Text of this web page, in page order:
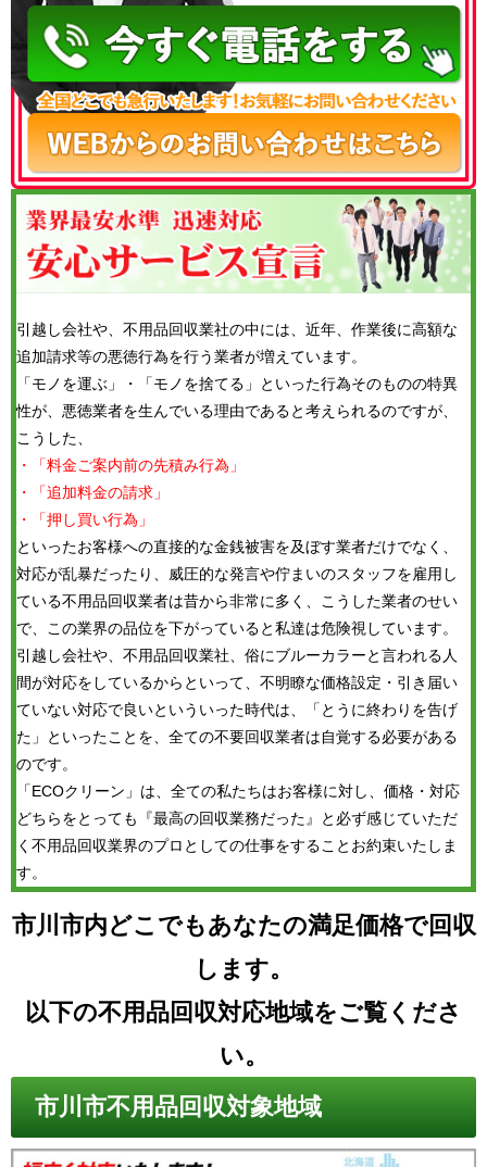
引越し会社や、不用品回収業社の中には、近年、作業後に高額な
追加請求等の悪徳行為を行う業者が増えています。
「モノを運ぶ」・「モノを捨てる」といった行為そのものの特異
性が、悪徳業者を生んでいる理由であると考えられるのですが、
こうした、
・「料金ご案内前の先積み行為」
・「追加料金の請求」
・「押し買い行為」
といったお客様への直接的な金銭被害を及ぼす業者だけでなく、
対応が乱暴だったり、威圧的な発言や佇まいのスタッフを雇用し
ている不用品回収業者は昔から非常に多く、こうした業者のせい
で、この業界の品位を下がっていると私達は危険視しています。
引越し会社や、不用品回収業社、俗にブルーカラーと言われる人
間が対応をしているからといって、不明瞭な価格設定・引き届い
ていない対応で良いといういった時代は、「とうに終わりを告げ
た」といったことを、全ての不要回収業者は自覚する必要がある
のです。
「ECOクリーン」は、全ての私たちはお客様に対し、価格・対応
どちらをとっても『最高の回収業務だった』と必ず感じていただ
く不用品回収業界のプロとしての仕事をすることお約束いたしま
す。
市川市内どこでもあなたの満足価格で回収
します。
以下の不用品回収対応地域をご覧くださ
い。
市川市不用品回収対象地域